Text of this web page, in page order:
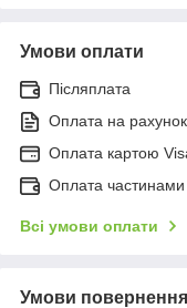
Умови оплати
Післяплата
Оплата на рахунок
Оплата картою
Оплата
Всі умови оплати
Умови повернення